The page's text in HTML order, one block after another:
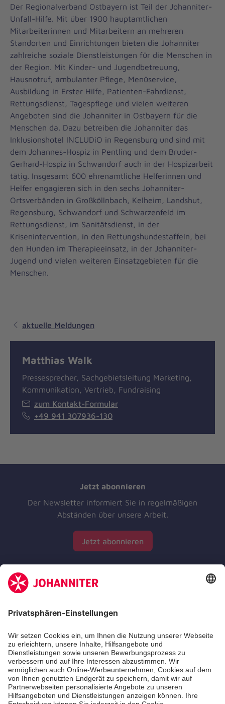
Der Regionalverband Ostbayern ist Teil der Johanniter-
Unfall-Hilfe. Mit über 1900 hauptamtlichen
Mitarbeiterinnen und Mitarbeitern an mehreren
Standorten und Einrichtungen bieten die Johanniter
zahlreiche soziale Dienstleistungen für die Menschen in
der Region. Mit Kinder- und Jugendbetreuung,
Hausnotruf, ambulanter Pflege, Menüservice,
Ausbildung in Erster Hilfe, Patienten-Fahrdienst,
Rettungsdienst, Tagespflege und vielen weiteren
Angeboten sind die Johanniter in Ostbayern für die
Menschen da. Dazu betreiben die Johanniter das
Inklusionshotel INCLUDiO in Regensburg und sind mit
dem Johannes-Hospiz in Pentling und dem Bruder-
Gerhard-Hospiz in Schwandorf auch in der Hospizarbeit
tätig. Insgesamt 600 ehrenamtliche Helferinnen und
Helfer engagieren sich in den sechs Johanniter-
Ortsverbänden in Großköllnbach, Kelheim, Landshut,
Regensburg, Schwandorf und Schwarzenfeld im
Rettungsdienst, im Sanitätsdienst, in der
Krisenintervention, in den Rettungshundestaffeln, bei
den Hunden im Therapieeinsatz, in der Johanniter-
Jugend und vielen weiteren Einsatzgebieten für die
Menschen.
aktuelle Meldungen
Matthias Walk
Pressesprecher, Sachgebietsleitung Marketing,
Kommunikation, Vertrieb, Fundraising
zum Kontakt-Formular
+49 941 307936-130
Jetzt abonnieren
Der Newsletter informiert Sie in regelmäßigen
Abständen über unsere Arbeit.
Jetzt abonnieren
Zertifizierung der Johanniter-Unfall-Hilfe e.V.
Die Johanniter GmbH führt das Spendenzertifikat
des Deutschen Spendenrats e.V.